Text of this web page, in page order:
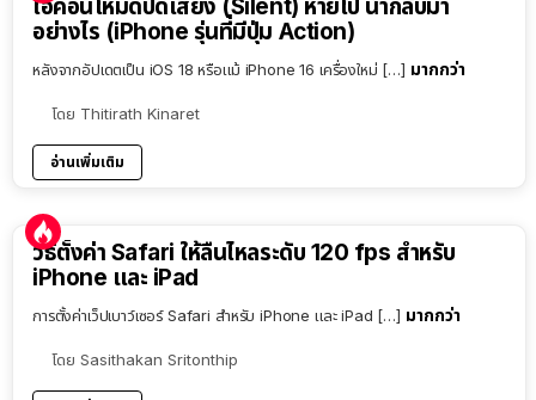
ไอคอนโหมดปิดเสียง (Silent) หายไป นำกลับมา
อย่างไร (iPhone รุ่นที่มีปุ่ม Action)
หลังจากอัปเดตเป็น iOS 18 หรือแม้ iPhone 16 เครื่องใหม่ […] มากกว่า
โดย Thitirath Kinaret
อ่านเพิ่มเติม
วิธีตั้งค่า Safari ให้ลื่นไหลระดับ 120 fps สำหรับ
iPhone และ iPad
การตั้งค่าเว็ปเบาว์เซอร์ Safari สำหรับ iPhone และ iPad […] มากกว่า
โดย Sasithakan Sritonthip